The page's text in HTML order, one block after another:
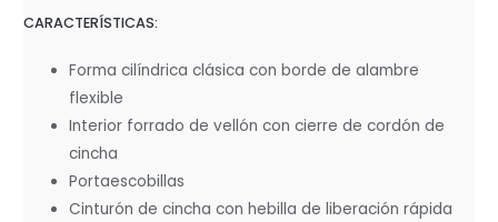
CARACTERÍSTICAS:
Forma cilíndrica clásica con borde de alambre
flexible
Interior forrado de vellón con cierre de cordón de
cincha
Portaescobillas
Cinturón de cincha con hebilla de liberación rápida